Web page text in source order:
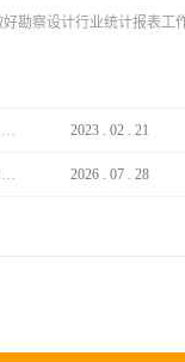
勘察设计行业统计报表工
2023 . 02 . 21
2026 . 07 . 28